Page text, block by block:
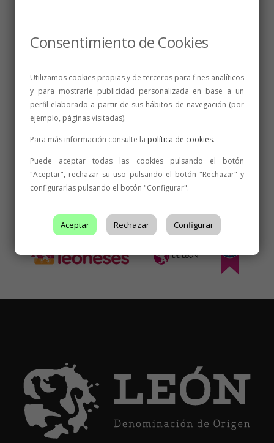
Síguenos
Consentimiento de Cookies
Utilizamos cookies propias y de terceros para fines analíticos
y para mostrarle publicidad personalizada en base a un
perfil elaborado a partir de sus hábitos de navegación (por
ejemplo, páginas visitadas).
Para más información consulte la política de cookies.
Puede aceptar todas las cookies pulsando el botón
"Aceptar", rechazar su uso pulsando el botón "Rechazar" y
configurarlas pulsando el botón "Configurar".
Aceptar Rechazar Configurar